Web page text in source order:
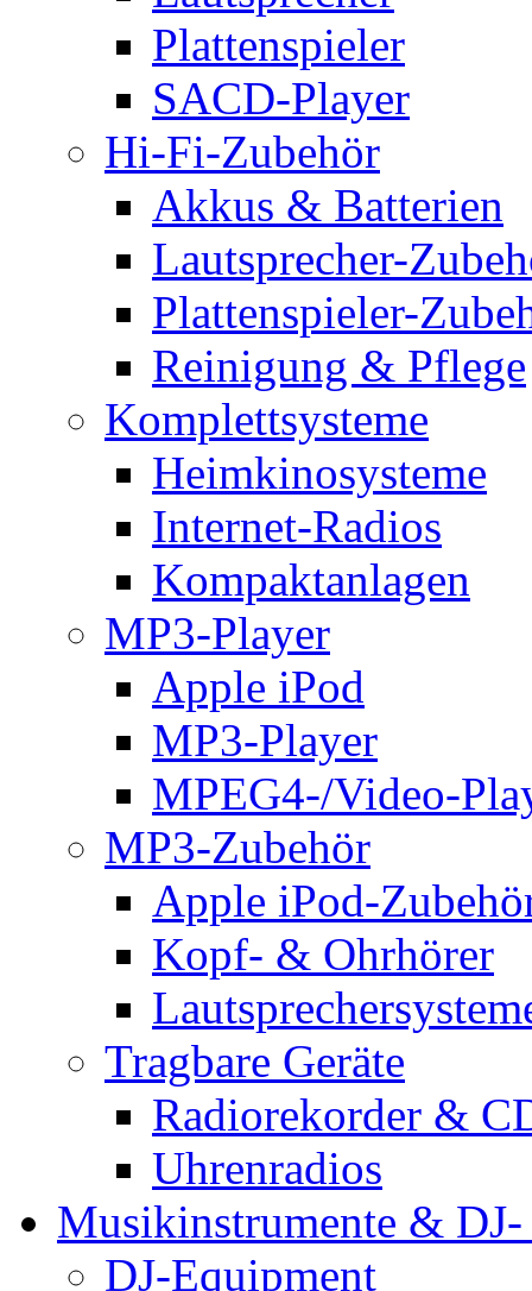
Plattenspieler
SACD-Player
Hi-Fi-Zubehör
Akkus & Batterien
Lautsprecher-
Plattenspieler-
Reinigung & Pflege
Komplettsysteme
Heimkinosysteme
Internet-Radios
Kompaktanlagen
MP3-Player
Apple iPod
MP3-Player
MPEG4-/Video-
MP3-Zubehör
Apple iPod-
Kopf- & Ohrhörer
Tragbare Geräte
Radiorekorder &
Uhrenradios
Musikinstrumente &
DJ-Equipment